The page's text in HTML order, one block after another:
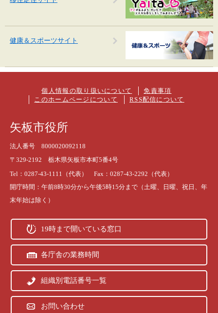
健康＆スポーツサイト
個人情報の取り扱いについて
免責事項
このホームページについて
RSS配信について
矢板市役所
法人番号 8000020092118
〒329-2192 栃木県矢板市本町5番4号
Tel：0287-43-1111（代表） Fax：0287-43-2292（代表）
開庁時間：午前8時30分から午後5時15分まで（土曜、日曜、祝日、年
末年始は除く）
19時まで開いている窓口
各庁舎の業務時間
組織別電話番号一覧
お問い合わせ